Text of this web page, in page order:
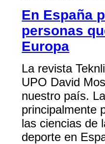
En España
personas
Europa
La revista
UPO David
nuestro país.
principalmente
las ciencias de
deporte en